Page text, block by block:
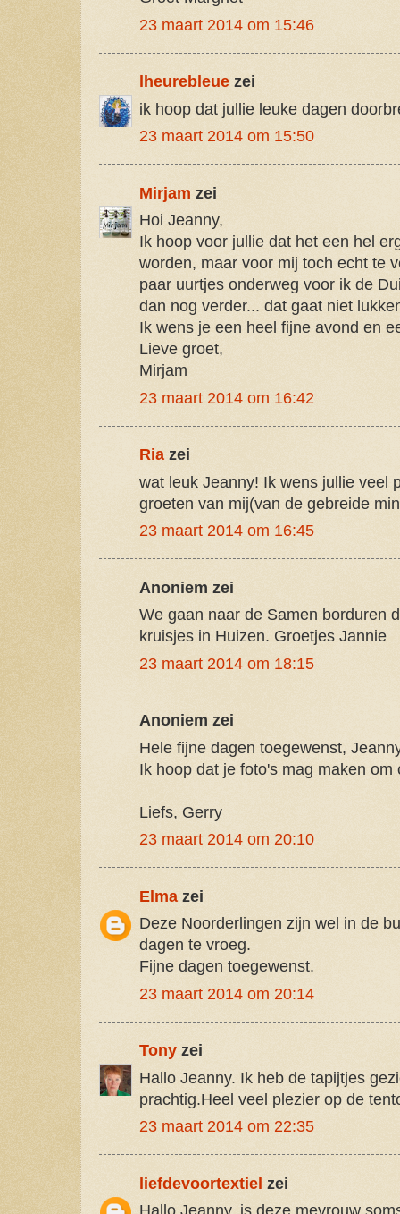
23 maart 2014 om 15:46
lheurebleue zei
ik hoop dat jullie leuke dagen
23 maart 2014 om 15:50
Mirjam zei
Hoi Jeanny,
Ik hoop voor jullie dat het een hel
worden, maar voor mij toch echt te
paar uurtjes onderweg voor ik de
dan nog verder... dat gaat niet
Ik wens je een heel fijne avond en
Lieve groet,
Mirjam
23 maart 2014 om 16:42
Ria zei
wat leuk Jeanny! Ik wens jullie veel
groeten van mij(van de gebreide
23 maart 2014 om 16:45
Anoniem zei
We gaan naar de Samen borduren
kruisjes in Huizen. Groetjes Jannie
23 maart 2014 om 18:15
Anoniem zei
Hele fijne dagen toegewenst,
Ik hoop dat je foto's mag maken om
Liefs, Gerry
23 maart 2014 om 20:10
Elmazei
Deze Noorderlingen zijn wel in de
dagen te vroeg.
Fijne dagen toegewenst.
23 maart 2014 om 20:14
Tony zei
Hallo Jeanny. Ik heb de tapijtjes
prachtig.Heel veel plezier op de
23 maart 2014 om 22:35
liefdevoortextiel zei